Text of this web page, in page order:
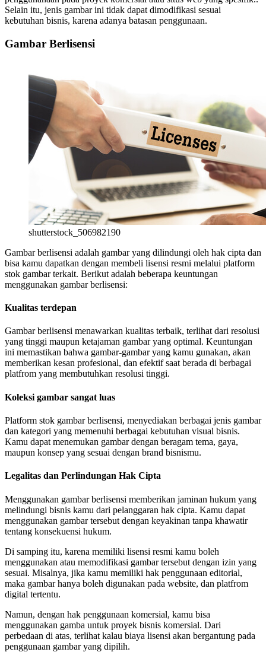
Selain itu, jenis gambar ini tidak dapat dimodifikasi sesuai
kebutuhan bisnis, karena adanya batasan penggunaan.
Gambar Berlisensi
shutterstock_506982190
Gambar berlisensi adalah gambar yang dilindungi oleh hak cipta dan
bisa kamu dapatkan dengan membeli lisensi resmi melalui platform
stok gambar terkait. Berikut adalah beberapa keuntungan
menggunakan gambar berlisensi:
Kualitas terdepan
Gambar berlisensi menawarkan kualitas terbaik, terlihat dari resolusi
yang tinggi maupun ketajaman gambar yang optimal. Keuntungan
ini memastikan bahwa gambar-gambar yang kamu gunakan, akan
memberikan kesan profesional, dan efektif saat berada di berbagai
platfrom yang membutuhkan resolusi tinggi.
Koleksi gambar sangat luas
Platform stok gambar berlisensi, menyediakan berbagai jenis gambar
dan kategori yang memenuhi berbagai kebutuhan visual bisnis.
Kamu dapat menemukan gambar dengan beragam tema, gaya,
maupun konsep yang sesuai dengan brand bisnismu.
Legalitas dan Perlindungan Hak Cipta
Menggunakan gambar berlisensi memberikan jaminan hukum yang
melindungi bisnis kamu dari pelanggaran hak cipta. Kamu dapat
menggunakan gambar tersebut dengan keyakinan tanpa khawatir
tentang konsekuensi hukum.
Di samping itu, karena memiliki lisensi resmi kamu boleh
menggunakan atau memodifikasi gambar tersebut dengan izin yang
sesuai. Misalnya, jika kamu memiliki hak penggunaan editorial,
maka gambar hanya boleh digunakan pada website, dan platfrom
digital tertentu.
Namun, dengan hak penggunaan komersial, kamu bisa
menggunakan gamba untuk proyek bisnis komersial. Dari
perbedaan di atas, terlihat kalau biaya lisensi akan bergantung pada
penggunaan gambar yang dipilih.